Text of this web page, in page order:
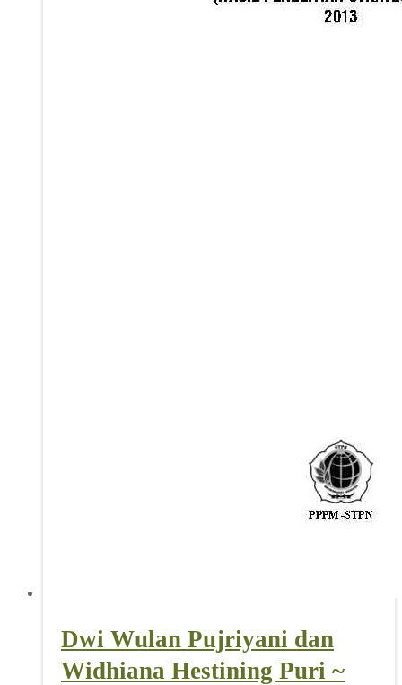
Dwi Wulan Pujriyani dan
Widhiana Hestining Puri ~